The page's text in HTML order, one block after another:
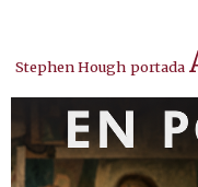
Stephen Hough portada